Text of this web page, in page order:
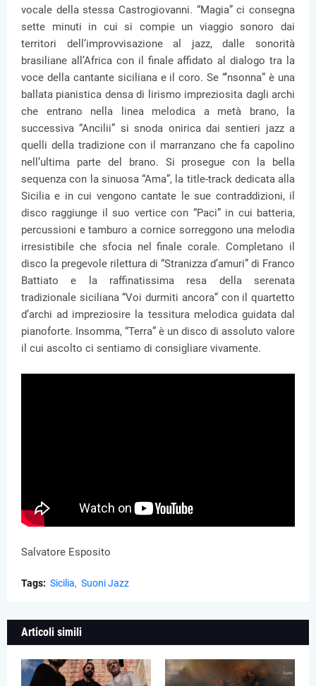
vocale della stessa Castrogiovanni. “Magia” ci consegna
sette minuti in cui si compie un viaggio sonoro dai
territori dell’improvvisazione al jazz, dalle sonorità
brasiliane all’Africa con il finale affidato al dialogo tra la
voce della cantante siciliana e il coro. Se “’nsonna” è una
ballata pianistica densa di lirismo impreziosita dagli archi
che entrano nella linea melodica a metà brano, la
successiva “Ancilii” si snoda onirica dai sentieri jazz a
quelli della tradizione con il marranzano che fa capolino
nell’ultima parte del brano. Si prosegue con la bella
sequenza con la sinuosa “Ama”, la title-track dedicata alla
Sicilia e in cui vengono cantate le sue contraddizioni, il
disco raggiunge il suo vertice con “Paci” in cui batteria,
percussioni e tamburo a cornice sorreggono una melodia
irresistibile che sfocia nel finale corale. Completano il
disco la pregevole rilettura di “Stranizza d’amuri” di Franco
Battiato e la raffinatissima resa della serenata
tradizionale siciliana “Voi durmiti ancora” con il quartetto
d’archi ad impreziosire la tessitura melodica guidata dal
pianoforte. Insomma, “Terra” è un disco di assoluto valore
il cui ascolto ci sentiamo di consigliare vivamente.
Salvatore Esposito
Tags: Sicilia Suoni Jazz
Articoli simili